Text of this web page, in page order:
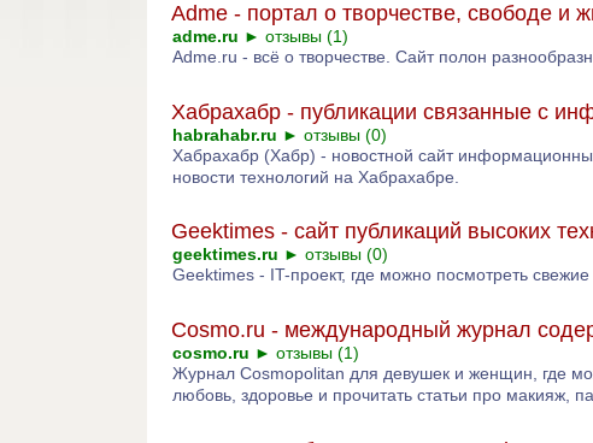
Adme - портал о творчестве, свободе и
adme.ru ► отзывы (1)
Adme.ru - всё о творчестве. Сайт полон
Хабрахабр - публикации связанные с
habrahabr.ru ► отзывы (0)
Хабрахабр (Хабр) - новостной сайт
новости технологий на Хабрахабре.
Geektimes - cайт публикаций высоких
geektimes.ru ► отзывы (0)
Geektimes - IT-проект, где можно посмотреть
Cosmo.ru - международный журнал
cosmo.ru ► отзывы (1)
Журнал Cosmopolitan для девушек и женщин, где
любовь, здоровье и прочитать статьи про макияж,